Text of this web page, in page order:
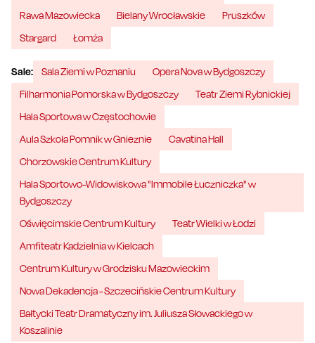
Rawa Mazowiecka
Bielany Wrocławskie
Pruszków
Stargard
Łomża
Sale: Sala Ziemi w Poznaniu
Opera Nova w Bydgoszczy
Filharmonia Pomorska w Bydgoszczy
Teatr Ziemi Rybnickiej
Hala Sportowa w Częstochowie
Aula Szkoła Pomnik w Gnieznie
Cavatina Hall
Chorzowskie Centrum Kultury
Hala Sportowo-Widowiskowa "Immobile Łuczniczka" w
Bydgoszczy
Oświęcimskie Centrum Kultury
Teatr Wielki w Łodzi
Amfiteatr Kadzielnia w Kielcach
Centrum Kultury w Grodzisku Mazowieckim
Nowa Dekadencja - Szczecińskie Centrum Kultury
Bałtycki Teatr Dramatyczny im. Juliusza Słowackiego w
Koszalinie